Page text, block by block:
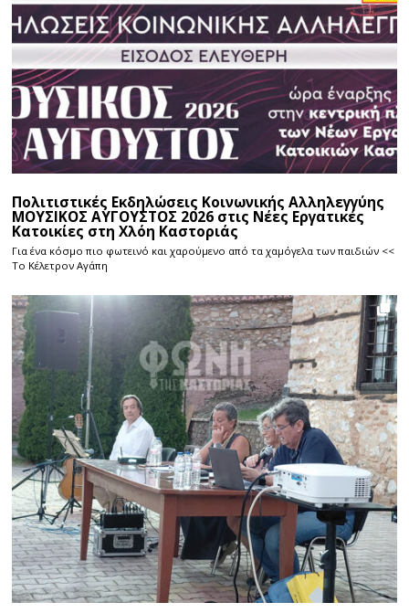
Πολιτιστικές Εκδηλώσεις Κοινωνικής Αλληλεγγύης
ΜΟΥΣΙΚΟΣ ΑΥΓΟΥΣΤΟΣ 2026 στις Νέες Εργατικές
Κατοικίες στη Χλόη Καστοριάς
Για ένα κόσμο πιο φωτεινό και χαρούμενο από τα χαμόγελα των παιδιών <<
Το Κέλετρον Αγάπη